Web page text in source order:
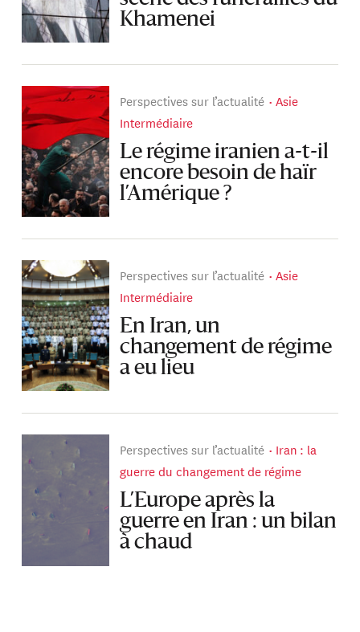
Khamenei
Perspectives sur l’actualité
Asie
Intermédiaire
Le régime iranien a-t-il
encore besoin de haïr
l’Amérique ?
Perspectives sur l’actualité
Asie
Intermédiaire
En Iran, un
changement de régime
a eu lieu
Perspectives sur l’actualité
Iran : la
guerre du changement de régime
L’Europe après la
guerre en Iran : un bilan
à chaud